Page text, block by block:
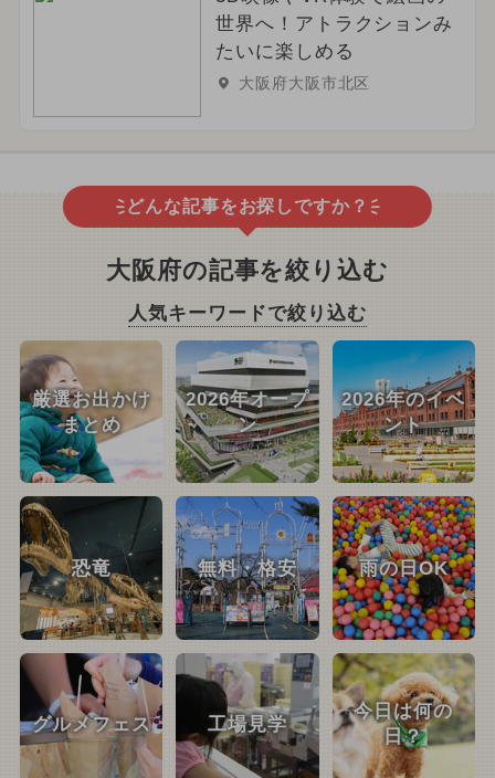
世界へ！アトラクションみ
たいに楽しめる
大阪府大阪市北区
どんな記事をお探しですか？
大阪府の記事を絞り込む
人気キーワードで絞り込む
厳選お出かけ
まとめ
2026年オープ
ン
2026年のイベ
ント
恐竜 無料・格安 雨の日OK
グルメフェス 工場見学
今日は何の
日？